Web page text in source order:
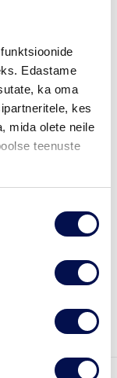
Edastame
ka oma
kes
mida olete neile
teenuste
Võta meiega
ühendust